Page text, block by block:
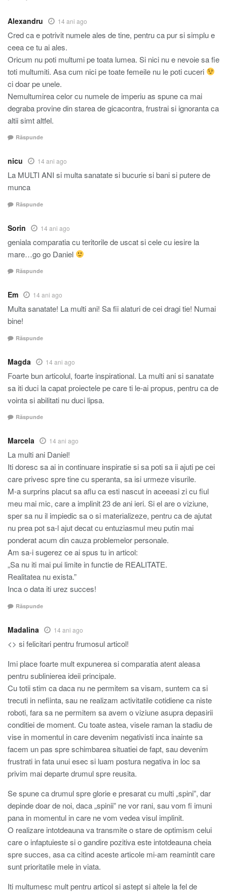
Alexandru 14 ani ago
Cred ca e potrivit numele ales de tine, pentru ca pur si simplu e
ceea ce tu ai ales.
Oricum nu poti multumi pe toata lumea. Si nici nu e nevoie sa fie
toti multumiti. Asa cum nici pe toate femeile nu le poti cuceri
ci doar pe unele.
Nemultumirea celor cu numele de imperiu as spune ca mai
degraba provine din starea de gicacontra, frustrai si ignoranta ca
altii simt altfel.
Răspunde
nicu 14 ani ago
La MULTI ANI si multa sanatate si bucurie si bani si putere de
munca
Răspunde
Sorin 14 ani ago
geniala comparatia cu teritorile de uscat si cele cu iesire la
mare…go go Daniel
Răspunde
Em 14 ani ago
Multa sanatate! La multi ani! Sa fii alaturi de cei dragi tie! Numai
bine!
Răspunde
Magda 14 ani ago
Foarte bun articolul, foarte inspirational. La multi ani si sanatate
sa iti duci la capat proiectele pe care ti le-ai propus, pentru ca de
vointa si abilitati nu duci lipsa.
Răspunde
Marcela 14 ani ago
La multi ani Daniel!
Iti doresc sa ai in continuare inspiratie si sa poti sa ii ajuti pe cei
care privesc spre tine cu speranta, sa isi urmeze visurile.
M-a surprins placut sa aflu ca esti nascut in aceeasi zi cu fiul
meu mai mic, care a implinit 23 de ani ieri. Si el are o viziune,
sper sa nu il impiedic sa o si materializeze, pentru ca de ajutat
nu prea pot sa-l ajut decat cu entuziasmul meu putin mai
ponderat acum din cauza problemelor personale.
Am sa-i sugerez ce ai spus tu in articol:
„Sa nu iti mai pui limite in functie de REALITATE.
Realitatea nu exista.”
Inca o data iti urez succes!
Răspunde
Madalina 14 ani ago
<> si felicitari pentru frumosul articol!
Imi place foarte mult expunerea si comparatia atent aleasa
pentru sublinierea ideii principale.
Cu totii stim ca daca nu ne permitem sa visam, suntem ca si
trecuti in nefiinta, sau ne realizam activitatile cotidiene ca niste
roboti, fara sa ne permitem sa avem o viziune asupra depasirii
conditiei de moment. Cu toate astea, visele raman la stadiu de
vise in momentul in care devenim negativisti inca inainte sa
facem un pas spre schimbarea situatiei de fapt, sau devenim
frustrati in fata unui esec si luam postura negativa in loc sa
privim mai departe drumul spre reusita.
Se spune ca drumul spre glorie e presarat cu multi „spini”, dar
depinde doar de noi, daca „spinii” ne vor rani, sau vom fi imuni
pana in momentul in care ne vom vedea visul implinit.
O realizare intotdeauna va transmite o stare de optimism celui
care o infaptuieste si o gandire pozitiva este intotdeauna cheia
spre succes, asa ca citind aceste articole mi-am reamintit care
sunt prioritatile mele in viata.
Iti multumesc mult pentru articol si astept si altele la fel de